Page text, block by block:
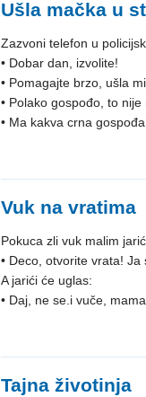
Ušla mačka u
Zazvoni telefon u
• Dobar dan, izvolite!
• Pomagajte brzo, ušla
• Polako gospođo, to nije
• Ma kakva crna
Vuk na vratima
Pokuca zli vuk malim
• Deco, otvorite vrata!
A jarići će uglas:
• Daj, ne se.i vuče,
Tajna životinja